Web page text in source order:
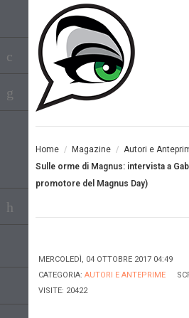
Home / Magazine / Autori e
Sulle orme di Magnus: intervista a
promotore del Magnus Day)
MERCOLEDÌ, 04 OTTOBRE 2017 04:49
CATEGORIA: AUTORI E ANTEPRIME
VISITE: 20422